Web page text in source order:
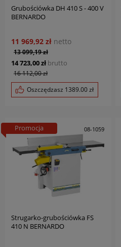
Grubościówka DH 410 S - 400 V
BERNARDO
14 723,00 zł brutto
16 112,00 zł
Oszczędzasz 1389.00zł
11 969,92 zł netto
13 099,19 zł
08-1059
Strugarko-grubościówka FS
410 N BERNARDO
Promocja